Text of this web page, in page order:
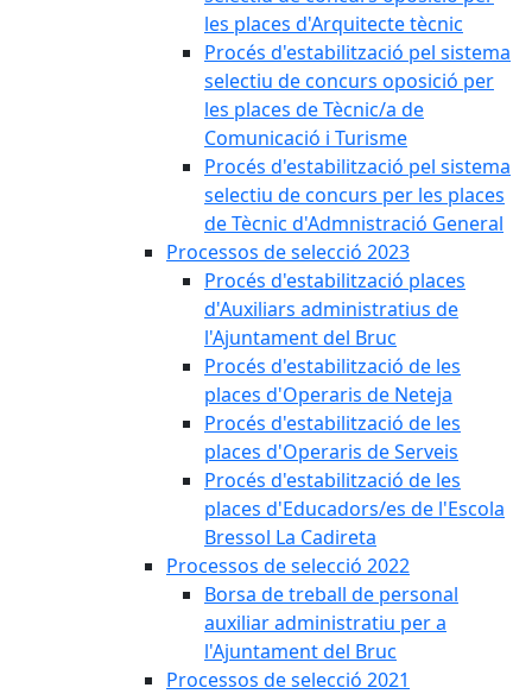
les places d'Arquitecte tècnic
Procés d'estabilització pel sistema
selectiu de concurs oposició per
les places de Tècnic/a de
Comunicació i Turisme
Procés d'estabilització pel sistema
selectiu de concurs per les places
de Tècnic d'Admnistració General
Processos de selecció 2023
Procés d'estabilització places
d'Auxiliars administratius de
l'Ajuntament del Bruc
Procés d'estabilització de les
places d'Operaris de Neteja
Procés d'estabilització de les
places d'Operaris de Serveis
Procés d'estabilització de les
places d'Educadors/es de l'Escola
Bressol La Cadireta
Processos de selecció 2022
Borsa de treball de personal
auxiliar administratiu per a
l'Ajuntament del Bruc
Processos de selecció 2021